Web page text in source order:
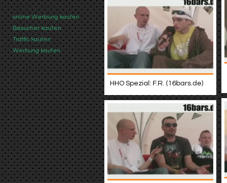
online Werbung kaufen
Besucher kaufen
Traffic kaufen
Werbung kaufen
HHO Spezial: F.R. (16bars.de)